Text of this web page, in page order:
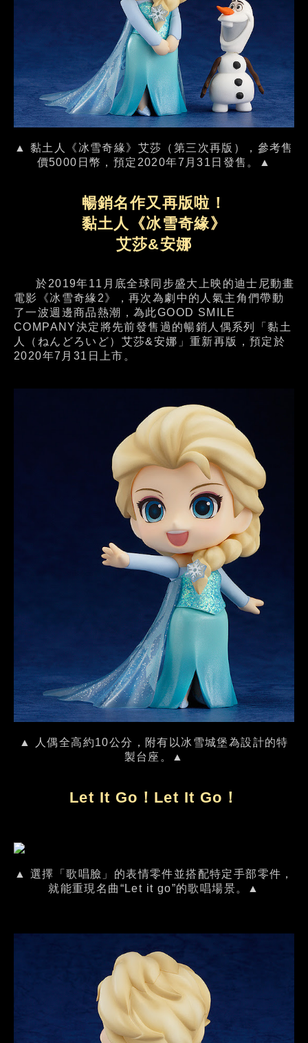
▲ 黏土人《冰雪奇緣》艾莎（第三次再版），參考售
價5000日幣，預定2020年7月31日發售。▲
暢銷名作又再版啦！
黏土人《冰雪奇緣》
艾莎&安娜
於2019年11月底全球同步盛大上映的迪士尼動畫
電影《冰雪奇緣2》，再次為劇中的人氣主角們帶動
了一波週邊商品熱潮，為此GOOD SMILE
COMPANY決定將先前發售過的暢銷人偶系列「黏土
人（ねんどろいど）艾莎&安娜」重新再版，預定於
2020年7月31日上市。
▲ 人偶全高約10公分，附有以冰雪城堡為設計的特
製台座。▲
Let It Go！Let It Go！
▲ 選擇「歌唱臉」的表情零件並搭配特定手部零件，
就能重現名曲“Let it go”的歌唱場景。▲